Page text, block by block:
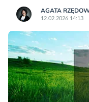
AGATA
12.02.2026 14:13